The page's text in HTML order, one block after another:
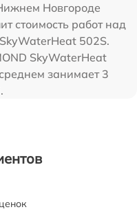
Новгороде
стоимость работ над
502S.
SkyWaterHeat
занимает 3